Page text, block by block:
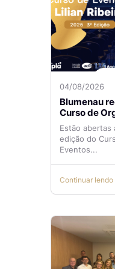
04/08/2026
Blumenau
Curso de
Lilian Ribeiro
Estão abertas
edição do
Eventos...
Continuar lendo